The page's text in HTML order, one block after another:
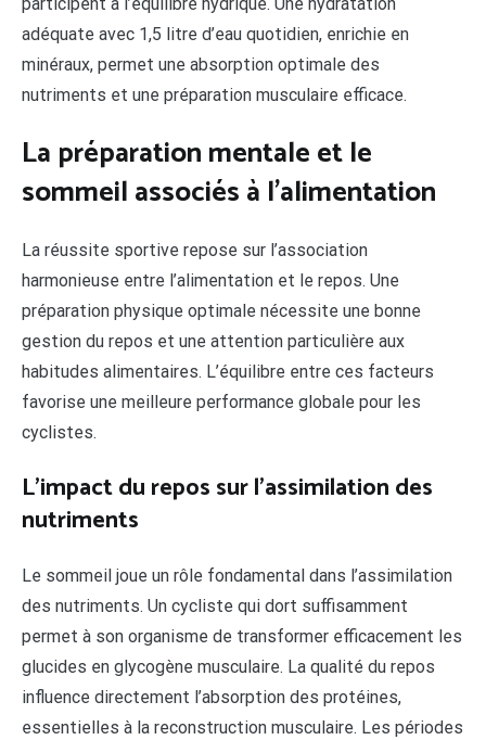
adéquate avec 1,5 litre d’eau quotidien, enrichie en
minéraux, permet une absorption optimale des
nutriments et une préparation musculaire efficace.
La préparation mentale et le
sommeil associés à l’alimentation
La réussite sportive repose sur l’association
harmonieuse entre l’alimentation et le repos. Une
préparation physique optimale nécessite une bonne
gestion du repos et une attention particulière aux
habitudes alimentaires. L’équilibre entre ces facteurs
favorise une meilleure performance globale pour les
cyclistes.
L’impact du repos sur l’assimilation des
nutriments
Le sommeil joue un rôle fondamental dans l’assimilation
des nutriments. Un cycliste qui dort suffisamment
permet à son organisme de transformer efficacement les
glucides en glycogène musculaire. La qualité du repos
influence directement l’absorption des protéines,
essentielles à la reconstruction musculaire. Les périodes